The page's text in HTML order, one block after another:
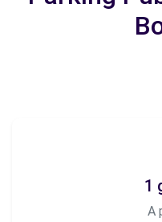
1
A